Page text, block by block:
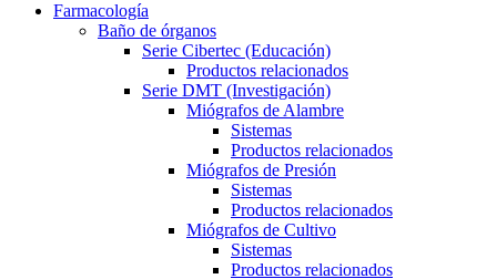
Farmacología
Baño de órganos
Serie Cibertec (Educación)
Productos relacionados
Serie DMT (Investigación)
Miógrafos de Alambre
Sistemas
Productos relacionados
Miógrafos de Presión
Sistemas
Productos relacionados
Miógrafos de Cultivo
Sistemas
Productos relacionados